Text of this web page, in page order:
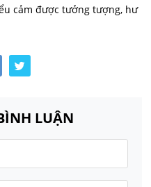
cảm được tưởng tượng, hư
LUẬN